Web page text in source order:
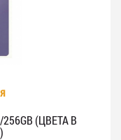
256GB (ЦВЕТА В